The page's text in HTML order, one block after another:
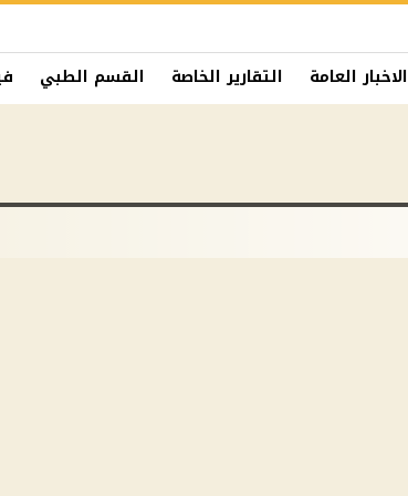
الاخبار العامة التقارير الخاصة القسم الطبي